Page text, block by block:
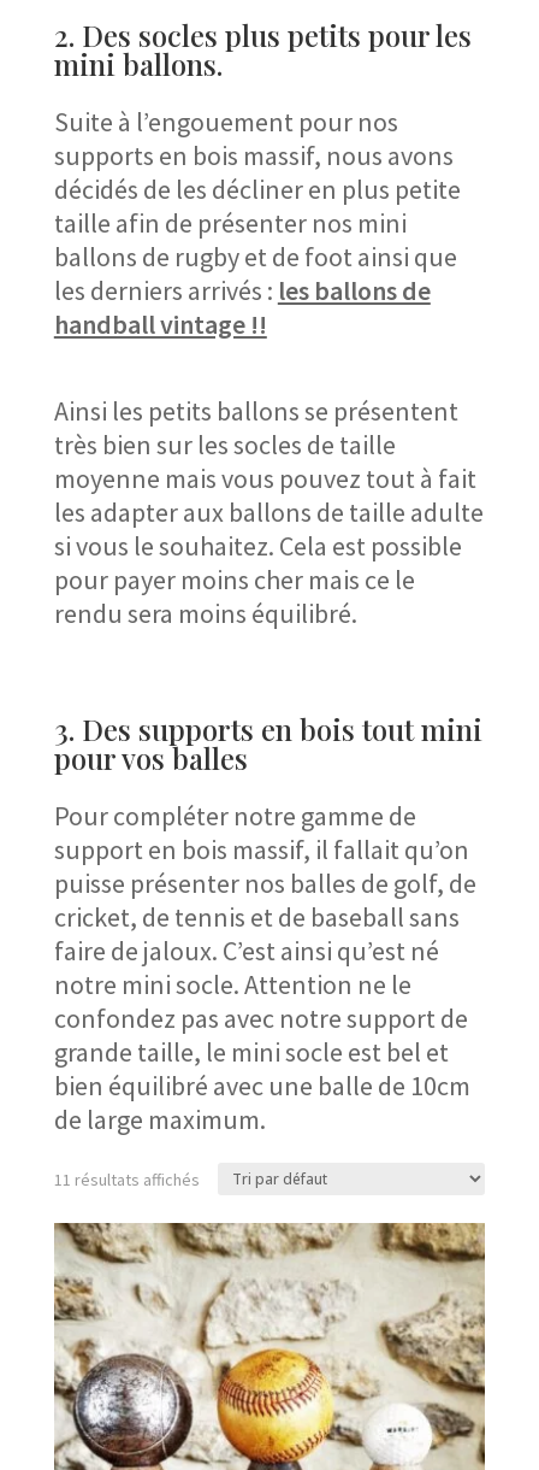
2. Des socles plus petits pour les
mini ballons.
Suite à l’engouement pour nos
supports en bois massif, nous avons
décidés de les décliner en plus petite
taille afin de présenter nos mini
ballons de rugby et de foot ainsi que
les derniers arrivés : les ballons de
handball vintage !!
Ainsi les petits ballons se présentent
très bien sur les socles de taille
moyenne mais vous pouvez tout à fait
les adapter aux ballons de taille adulte
si vous le souhaitez. Cela est possible
pour payer moins cher mais ce le
rendu sera moins équilibré.
3. Des supports en bois tout mini
pour vos balles
Pour compléter notre gamme de
support en bois massif, il fallait qu’on
puisse présenter nos balles de golf, de
cricket, de tennis et de baseball sans
faire de jaloux. C’est ainsi qu’est né
notre mini socle. Attention ne le
confondez pas avec notre support de
grande taille, le mini socle est bel et
bien équilibré avec une balle de 10cm
de large maximum.
11 résultats affichés